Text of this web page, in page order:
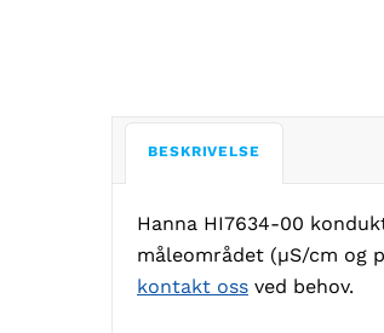
BESKRIVELSE
Hanna HI7634-00
måleområdet (µS/cm og
kontakt oss ved behov.